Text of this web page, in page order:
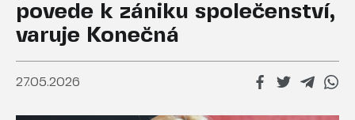
povede k zániku společenství,
varuje Konečná
27.05.2026